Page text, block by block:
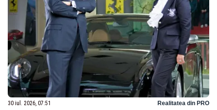
30 iul. 2026, 07:51 Realitatea din PRO